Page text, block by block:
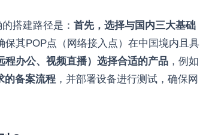
搭建路径是： 首先，选择与国内三大基础
保其POP点（网络接入点）在中国境内且具
办公、视频直播）选择合适的产品，例如
的备案流程，并部署设备进行测试，确保网